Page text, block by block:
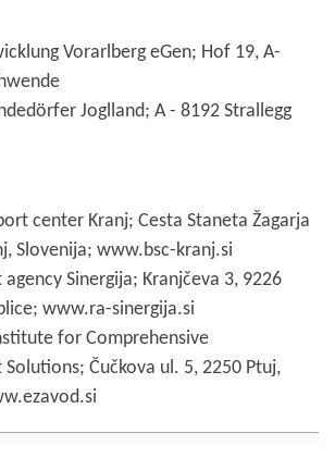
Vorarlberg eGen; Hof 19, A-
Joglland; A - 8192 Strallegg
center Kranj; Cesta Staneta Žagarja
Slovenija; www.bsc-kranj.si
Sinergija; Kranjčeva 3, 9226
www.ra-sinergija.si
for Comprehensive
Čučkova ul. 5, 2250 Ptuj,